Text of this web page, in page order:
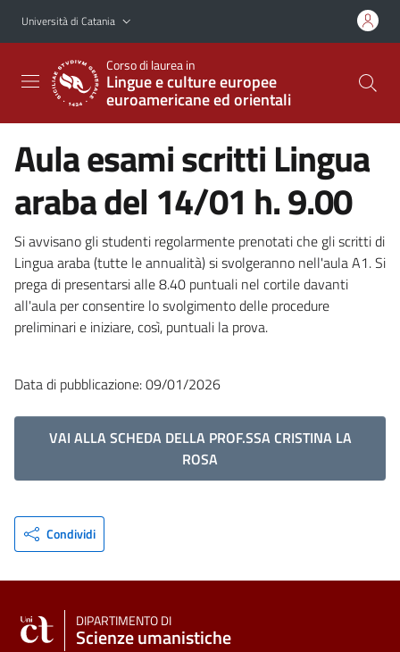
Vai al contenuto principale
Vai al menu di navigazione
Università di Catania
Corso di laurea in
Lingue e culture europee
euroamericane ed orientali
Aula esami scritti Lingua
araba del 14/01 h. 9.00
Si avvisano gli studenti regolarmente prenotati che gli scritti di
Lingua araba (tutte le annualità) si svolgeranno nell'aula A1. Si
prega di presentarsi alle 8.40 puntuali nel cortile davanti
all'aula per consentire lo svolgimento delle procedure
preliminari e iniziare, così, puntuali la prova.
Data di pubblicazione: 09/01/2026
VAI ALLA SCHEDA DELLA PROF.SSA CRISTINA LA
ROSA
Condividi
DIPARTIMENTO DI
Scienze umanistiche